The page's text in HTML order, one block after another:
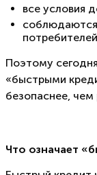
все условия
Поэтому
«быстрыми
безопаснее, чем
Что означает